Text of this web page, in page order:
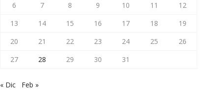
6
7 8 9 10 11
12
13
14 15 16 17 18
19
20
21 22 23 24 25
26
27
28 29 30 31
« Dic Feb »